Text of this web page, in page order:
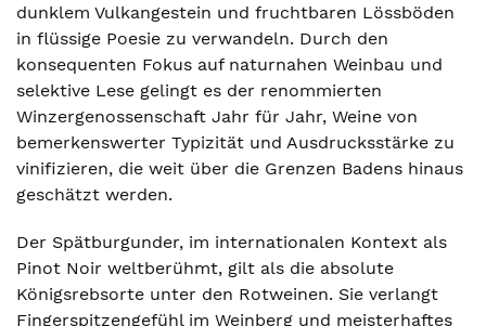
dunklem Vulkangestein und fruchtbaren Lössböden
in flüssige Poesie zu verwandeln. Durch den
konsequenten Fokus auf naturnahen Weinbau und
selektive Lese gelingt es der renommierten
Winzergenossenschaft Jahr für Jahr, Weine von
bemerkenswerter Typizität und Ausdrucksstärke zu
vinifizieren, die weit über die Grenzen Badens hinaus
geschätzt werden.
Der Spätburgunder, im internationalen Kontext als
Pinot Noir weltberühmt, gilt als die absolute
Königsrebsorte unter den Rotweinen. Sie verlangt
Fingerspitzengefühl im Weinberg und meisterhaftes